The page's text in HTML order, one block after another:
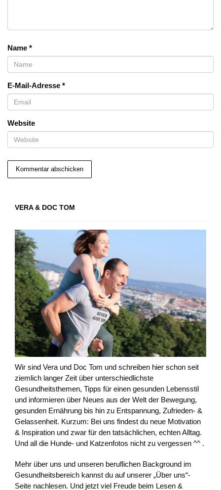
Name *
E-Mail-Adresse *
Website
VERA & DOC TOM
Wir sind Vera und Doc Tom und schreiben hier schon seit
ziemlich langer Zeit über unterschiedlichste
Gesundheitsthemen, Tipps für einen gesunden Lebensstil
und informieren über Neues aus der Welt der Bewegung,
gesunden Ernährung bis hin zu Entspannung, Zufrieden- &
Gelassenheit. Kurzum: Bei uns findest du neue Motivation
& Inspiration und zwar für den tatsächlichen, echten Alltag.
Und all die Hunde- und Katzenfotos nicht zu vergessen ^^ .
Mehr über uns und unseren beruflichen Background im
Gesundheitsbereich kannst du auf unserer „Über uns“-
Seite nachlesen. Und jetzt viel Freude beim Lesen &